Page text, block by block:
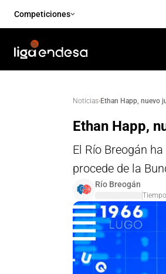
Competiciones
Noticias·Ethan Happ, nuevo
Ethan Happ,
El Río Breogán
procede de la
Río Breogán